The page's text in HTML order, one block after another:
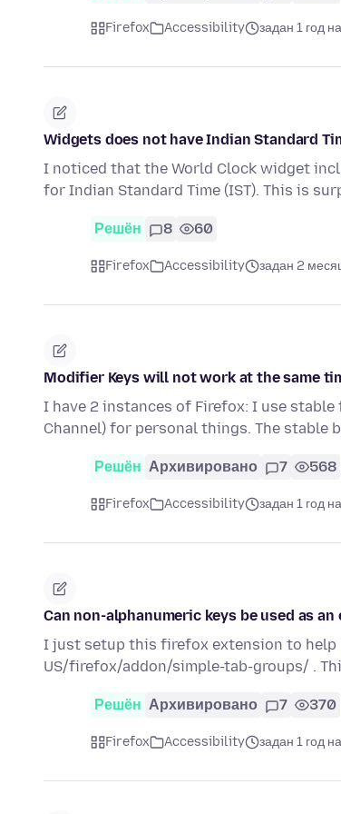
Firefox Accessibility задан 1 год
Widgets does not have Indian Standard
I noticed that the World Clock widget
for Indian Standard Time (IST). This is
Решён 8 60
Firefox Accessibility задан 2
Modifier Keys will not work at the same
I have 2 instances of Firefox: I use
Channel) for personal things. The stable
Решён Архивировано 7 568
Firefox Accessibility задан 1 год
Can non-alphanumeric keys be used as
I just setup this firefox extension to help
US/firefox/addon/simple-tab-groups/ .
Решён Архивировано 7 370
Firefox Accessibility задан 1 год